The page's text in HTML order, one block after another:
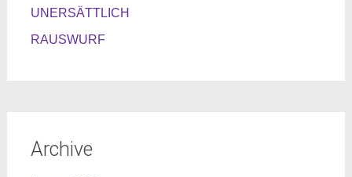
UNERSÄTTLICH
RAUSWURF
Archive